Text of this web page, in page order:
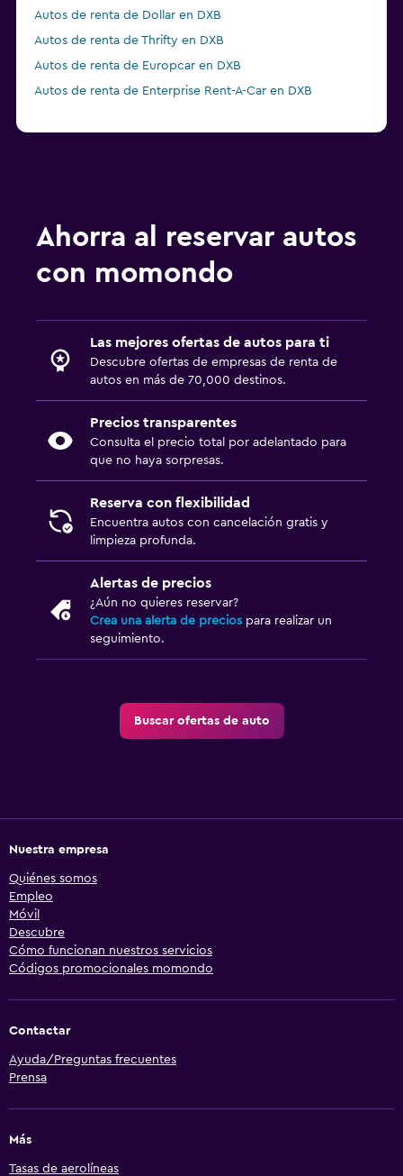
Autos de renta de Dollar en DXB
Autos de renta de Thrifty en DXB
Autos de renta de Europcar en DXB
Autos de renta de Enterprise Rent-A-Car en DXB
Ahorra al reservar autos
con momondo
Las mejores ofertas de autos para ti
Descubre ofertas de empresas de renta de
autos en más de 70,000 destinos.
Precios transparentes
Consulta el precio total por adelantado para
que no haya sorpresas.
Reserva con flexibilidad
Encuentra autos con cancelación gratis y
limpieza profunda.
Alertas de precios
¿Aún no quieres reservar?
Crea una alerta de precios para realizar un
seguimiento.
Buscar ofertas de auto
Nuestra empresa
Quiénes somos
Empleo
Móvil
Descubre
Cómo funcionan nuestros servicios
Códigos promocionales momondo
Contactar
Ayuda/Preguntas frecuentes
Prensa
Más
Tasas de aerolíneas